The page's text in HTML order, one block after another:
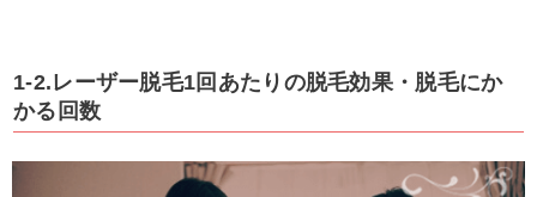
1-2.レーザー脱毛1回あたりの脱毛効果・脱毛にか
かる回数